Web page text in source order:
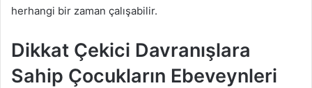
herhangi bir zaman çalışabilir.
Dikkat Çekici Davranışlara
Sahip Çocukların Ebeveynleri